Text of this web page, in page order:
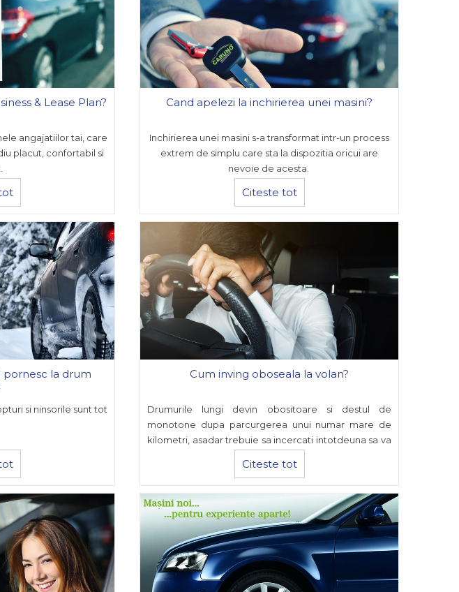
& Lease Plan?
angajatiilor tai, care
placut, confortabil si
Cand apelezi la inchirierea unei masini?
Inchirierea unei masini s-a transformat intr-un process
extrem de simplu care sta la dispozitia oricui are
nevoie de acesta.
Citeste tot
pornesc la drum
si ninsorile sunt tot
Cum inving oboseala la volan?
Drumurile lungi devin obositoare si destul de
monotone dupa parcurgerea unui numar mare de
kilometri, asadar trebuie sa incercati intotdeuna sa va
Citeste tot